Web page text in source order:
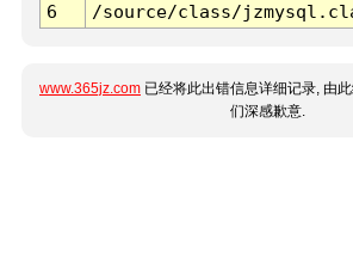
6
/source/class/
www.365jz.com 已经将此出错信息详细记录, 由
们深感歉意.